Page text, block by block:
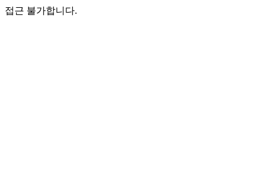
접근 불가합니다.